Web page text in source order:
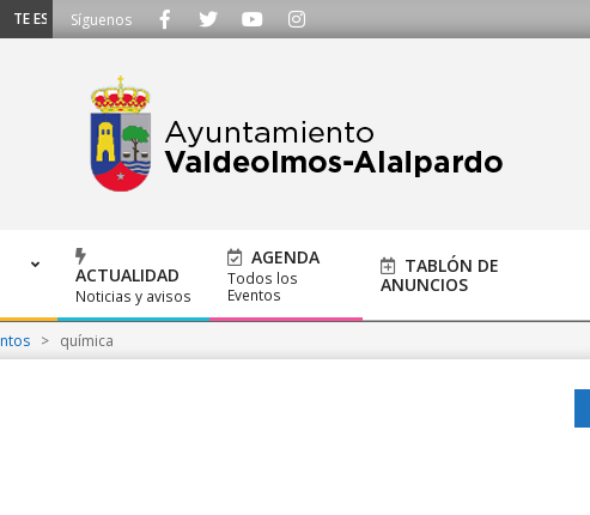
TE ESCUCHAMOS - Llámanos al 91 620 21 53 o escríbenos a
Síguenos
ACTUALIDAD
Noticias y avisos
AGENDA
Todos los
Eventos
TABLÓN DE
ANUNCIOS
> química